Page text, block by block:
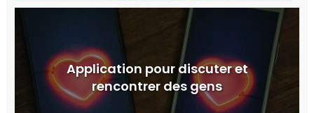
Application pour discuter et
rencontrer des gens